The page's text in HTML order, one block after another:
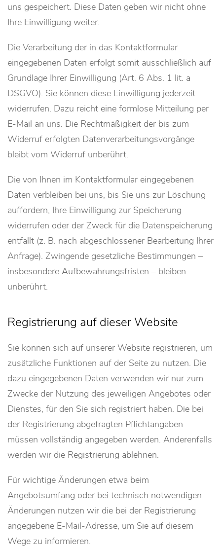
uns gespeichert. Diese Daten geben wir nicht ohne
Ihre Einwilligung weiter.
Die Verarbeitung der in das Kontaktformular
eingegebenen Daten erfolgt somit ausschließlich auf
Grundlage Ihrer Einwilligung (Art. 6 Abs. 1 lit. a
DSGVO). Sie können diese Einwilligung jederzeit
widerrufen. Dazu reicht eine formlose Mitteilung per
E-Mail an uns. Die Rechtmäßigkeit der bis zum
Widerruf erfolgten Datenverarbeitungsvorgänge
bleibt vom Widerruf unberührt.
Die von Ihnen im Kontaktformular eingegebenen
Daten verbleiben bei uns, bis Sie uns zur Löschung
auffordern, Ihre Einwilligung zur Speicherung
widerrufen oder der Zweck für die Datenspeicherung
entfällt (z. B. nach abgeschlossener Bearbeitung Ihrer
Anfrage). Zwingende gesetzliche Bestimmungen –
insbesondere Aufbewahrungsfristen – bleiben
unberührt.
Registrierung auf dieser Website
Sie können sich auf unserer Website registrieren, um
zusätzliche Funktionen auf der Seite zu nutzen. Die
dazu eingegebenen Daten verwenden wir nur zum
Zwecke der Nutzung des jeweiligen Angebotes oder
Dienstes, für den Sie sich registriert haben. Die bei
der Registrierung abgefragten Pflichtangaben
müssen vollständig angegeben werden. Anderenfalls
werden wir die Registrierung ablehnen.
Für wichtige Änderungen etwa beim
Angebotsumfang oder bei technisch notwendigen
Änderungen nutzen wir die bei der Registrierung
angegebene E-Mail-Adresse, um Sie auf diesem
Wege zu informieren.